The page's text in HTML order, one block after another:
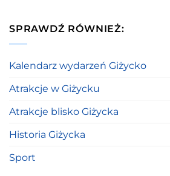
SPRAWDŹ RÓWNIEŻ:
Kalendarz wydarzeń Giżycko
Atrakcje w Giżycku
Atrakcje blisko Giżycka
Historia Giżycka
Sport